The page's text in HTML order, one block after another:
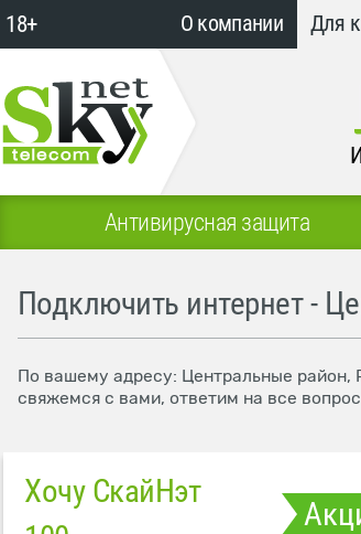
18+ О компании Для
Антивирусная защита
Подключить интернет -
По вашему адресу: Центральные район,
свяжемся с вами, ответим на все
Хочу СкайНэт